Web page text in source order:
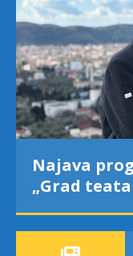
Najava
„Grad